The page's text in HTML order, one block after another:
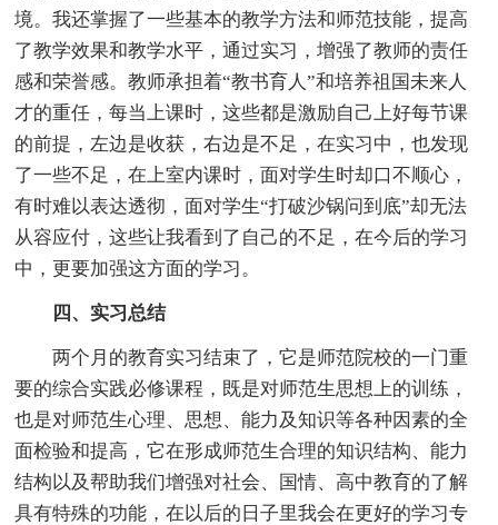
境。我还掌握了一些基本的教学方法和师范技能，提高
了教学效果和教学水平，通过实习，增强了教师的责任
感和荣誉感。教师承担着“教书育人”和培养祖国未来人
才的重任，每当上课时，这些都是激励自己上好每节课
的前提，左边是收获，右边是不足，在实习中，也发现
了一些不足，在上室内课时，面对学生时却口不顺心，
有时难以表达透彻，面对学生“打破沙锅问到底”却无法
从容应付，这些让我看到了自己的不足，在今后的学习
中，更要加强这方面的学习。
四、实习总结
两个月的教育实习结束了，它是师范院校的一门重
要的综合实践必修课程，既是对师范生思想上的训练，
也是对师范生心理、思想、能力及知识等各种因素的全
面检验和提高，它在形成师范生合理的知识结构、能力
结构以及帮助我们增强对社会、国情、高中教育的了解
具有特殊的功能，在以后的日子里我会在更好的学习专